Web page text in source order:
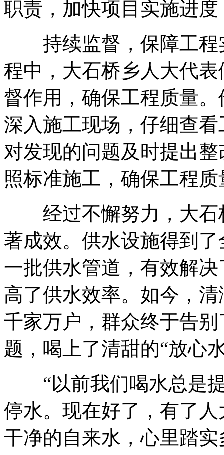
职责，加快项目实施进
持续监督，保障工程
程中，大石桥乡人大代
督作用，确保工程质量
深入施工现场，仔细查
对发现的问题及时提出
照标准施工，确保工程
经过不懈努力，大石
著成效。供水设施得到
一批供水管道，有效解
高了供水效率。如今，
千家万户，群众终于告
题，喝上了清甜的“放心
“以前我们喝水总是提
停水。现在好了，有了
干净的自来水，心里踏